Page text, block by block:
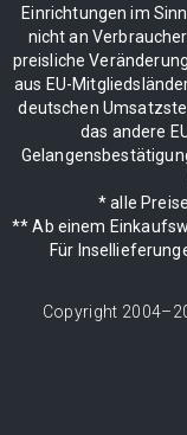
Einrichtungen im
nicht an
preisliche
aus EU-
deutschen
das andere
* alle
** Ab einem
Für
Copyright 2004–